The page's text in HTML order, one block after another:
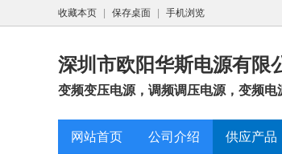
收藏本页 保存桌面 手机浏览
深圳市欧阳华斯电源有限
变频变压电源，调频调压电源，变频
网站首页 公司介绍 供应产品